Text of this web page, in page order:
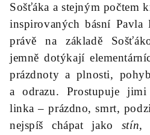
Sošťáka a stejným počtem
inspirovaných básní
právě na základě
jemně dotýkají
prázdnoty a plnosti,
a odrazu. Prostupuje jimi
linka – prázdno, smrt,
nejspíš chápat jako stín,